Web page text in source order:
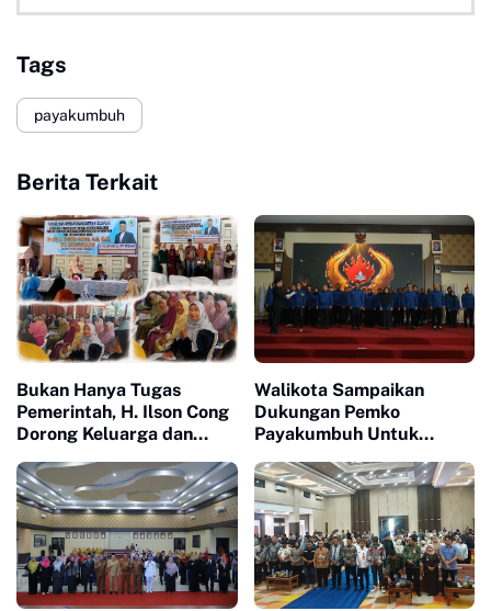
Tags
payakumbuh
Berita Terkait
Bukan Hanya Tugas
Pemerintah, H. Ilson Cong
Dorong Keluarga dan
Perlindungan Perempuan
dan Anak
Walikota Sampaikan
Dukungan Pemko
Payakumbuh Untuk
Payakumbuh periode
2026-2030